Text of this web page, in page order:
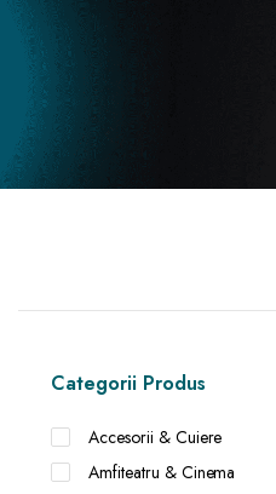
Categorii Produs
Accesorii & Cuiere
Amfiteatru & Cinema